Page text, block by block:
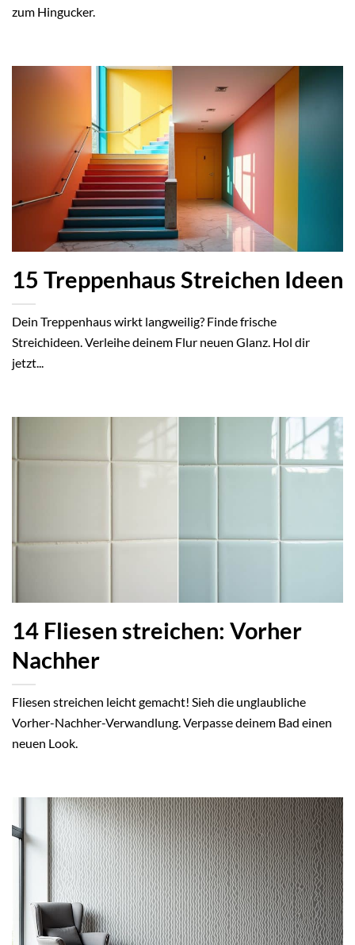
zum Hingucker.
15 Treppenhaus Streichen Ideen
Dein Treppenhaus wirkt langweilig? Finde frische
Streichideen. Verleihe deinem Flur neuen Glanz. Hol dir
jetzt...
14 Fliesen streichen: Vorher
Nachher
Fliesen streichen leicht gemacht! Sieh die unglaubliche
Vorher-Nachher-Verwandlung. Verpasse deinem Bad einen
neuen Look.